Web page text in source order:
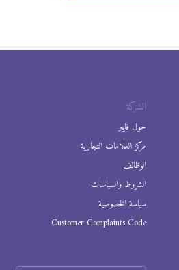
الشركة
حول فايبر
مركز العلامات التجارية
الوظائف
الشروط والسياسات
سياسة الخصوصية
Customer Complaints Code